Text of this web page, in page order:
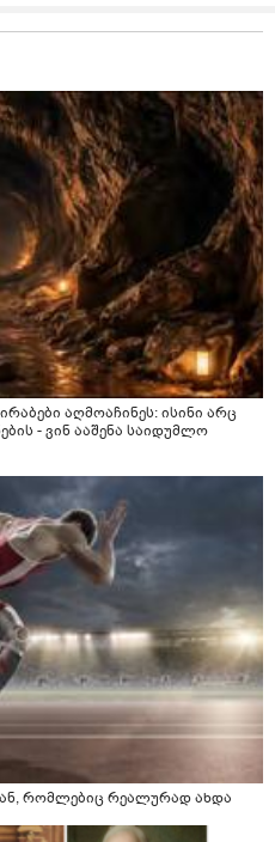
აღმოაჩინეს: ისინი არც
- ვინ ააშენა საიდუმლო
რომლებიც რეალურად ახდა